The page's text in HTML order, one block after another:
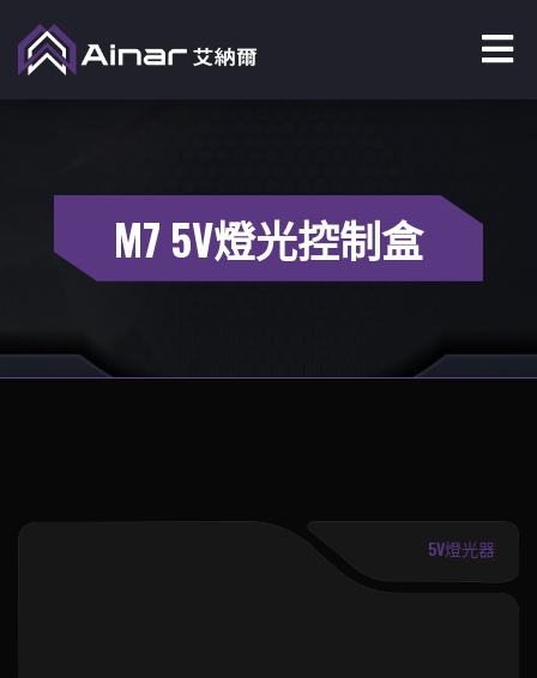
M7 5V燈光控制盒
5V燈光器